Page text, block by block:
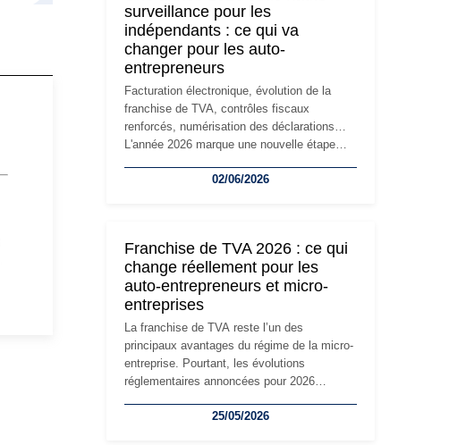
étape de la vie de l'entreprise et implique
plusieurs formalités obligatoires.
surveillance pour les
indépendants : ce qui va
changer pour les auto-
entrepreneurs
Facturation électronique, évolution de la
franchise de TVA, contrôles fiscaux
renforcés, numérisation des déclarations…
L'année 2026 marque une nouvelle étape
travailleurs indépendants. Si le régime de la
réglementaire plus exigeant. Décryptage des
principaux changements et des précautions
à prendre pour éviter les mauvaises
surprises.
02/06/2026
Franchise de TVA 2026 : ce qui
change réellement pour les
auto-entrepreneurs et micro-
entreprises
La franchise de TVA reste l’un des
principaux avantages du régime de la micro-
entreprise. Pourtant, les évolutions
réglementaires annoncées pour 2026
les auto-entrepreneurs, artisans et
25/05/2026